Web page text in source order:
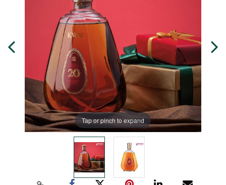
Tap or pinch to expand